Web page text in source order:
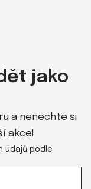
jako
a nenechte si
akce!
údajů podle